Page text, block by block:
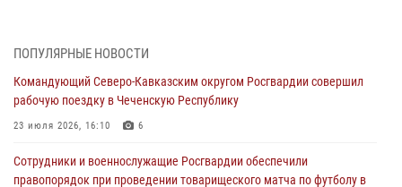
настольному теннису ко Дню физкультурника
08 августа 2026, 07:00
ограниченными возможностями здоровья (видео)
ПОПУЛЯРНЫЕ НОВОСТИ
Командующий Северо-Кавказским округом Росгвардии совершил
рабочую поездку в Чеченскую Республику
23 июля 2026, 16:10 6
Сотрудники и военнослужащие Росгвардии обеспечили
правопорядок при проведении товарищеского матча по футболу в